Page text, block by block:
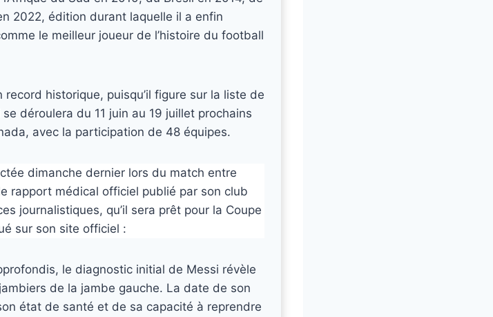
2022, édition durant laquelle il a enfin
le meilleur joueur de l’histoire du football
record historique, puisqu’il figure sur la liste de
se déroulera du 11 juin au 19 juillet prochains
avec la participation de 48 équipes.
dimanche dernier lors du match entre
rapport médical officiel publié par son club
journalistiques, qu’il sera prêt pour la Coupe
sur son site officiel :
le diagnostic initial de Messi révèle
de la jambe gauche. La date de son
état de santé et de sa capacité à reprendre